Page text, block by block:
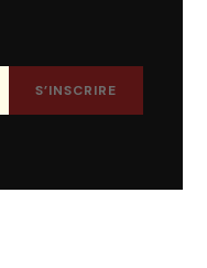
S’INSCRIRE